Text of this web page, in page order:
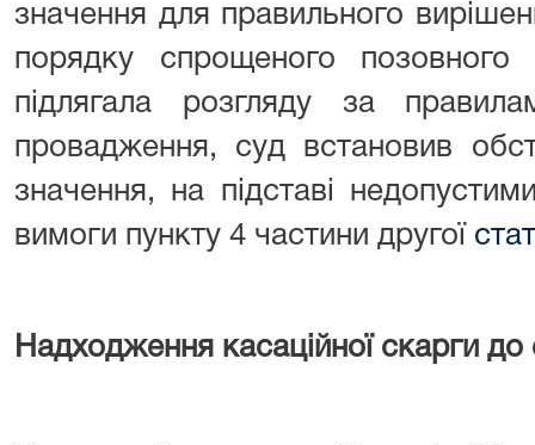
значення для правильного
порядку спрощеного
підлягала розгляду за
провадження, суд встановив
значення, на підставі
вимоги пункту 4 частини другої
Надходження касаційної скарги до